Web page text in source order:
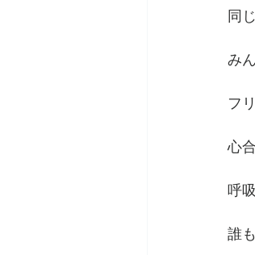
同
み
フ
心
呼
誰